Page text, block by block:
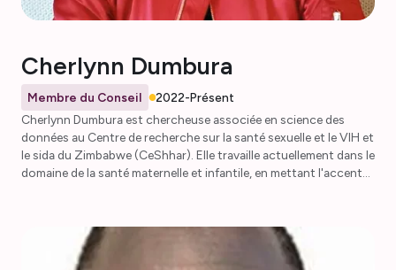
Cherlynn Dumbura
Membre du Conseil
2022-Présent
Cherlynn Dumbura est chercheuse associée en science des
données au Centre de recherche sur la santé sexuelle et le VIH et
le sida du Zimbabwe (CeShhar). Elle travaille actuellement dans le
domaine de la santé maternelle et infantile, en mettant l'accent
l'étude PRECISE (laboratoire de géographie de la santé) et
spécialiste des données dans le cadre du projet de recherche du
centre HE2AT. Cherlynn s'intéresse à la manière dont le